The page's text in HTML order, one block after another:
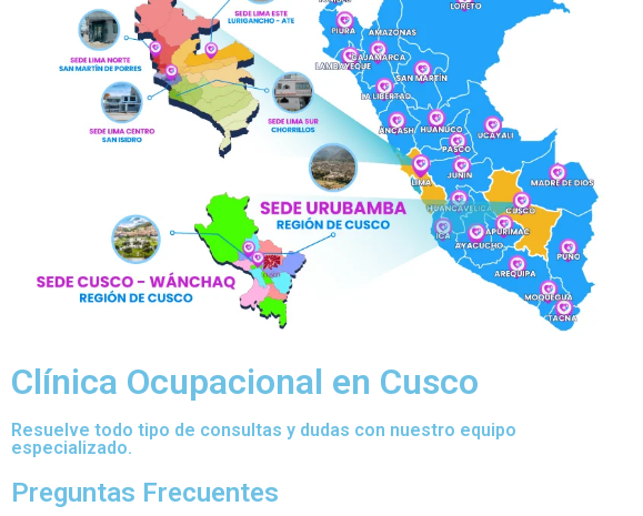
Clínica Ocupacional en Cusco
Resuelve todo tipo de consultas y dudas con nuestro equipo
especializado.
Preguntas Frecuentes